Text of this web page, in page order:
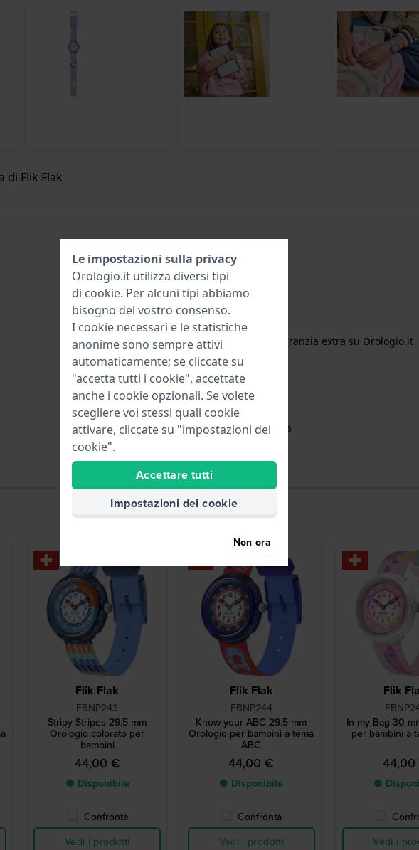
di Flik Flak
30 mm
3 Bar (lavaggio mani)
2 Anni di garanzia
gratuita
1 anno di garanzia extra su Orologio.it
Ore - Lancetta analogica
Flik Flak
FBNP243
Stripy Stripes 29.5 mm
Orologio colorato per
bambini
44,00 €
● Disponibile
Confronta
Vedi i prodotti
Flik Flak
FBNP244
Know your ABC 29.5 mm
Orologio per bambini a tema
ABC
44,00 €
● Disponibile
Confronta
Vedi i prodotti
Flik
In my Bag 30
per bambini a
●
Vedi i
Le impostazioni sulla privacy
Orologio.it utilizza diversi tipi
di cookie. Per alcuni tipi abbiamo
bisogno del vostro consenso.
I cookie necessari e le statistiche
anonime sono sempre attivi
automaticamente; se cliccate su
"accetta tutti i cookie", accettate
anche i cookie opzionali. Se volete
scegliere voi stessi quali cookie
attivare, cliccate su "impostazioni dei
cookie".
Accettare tutti
Impostazioni dei cookie
Non ora